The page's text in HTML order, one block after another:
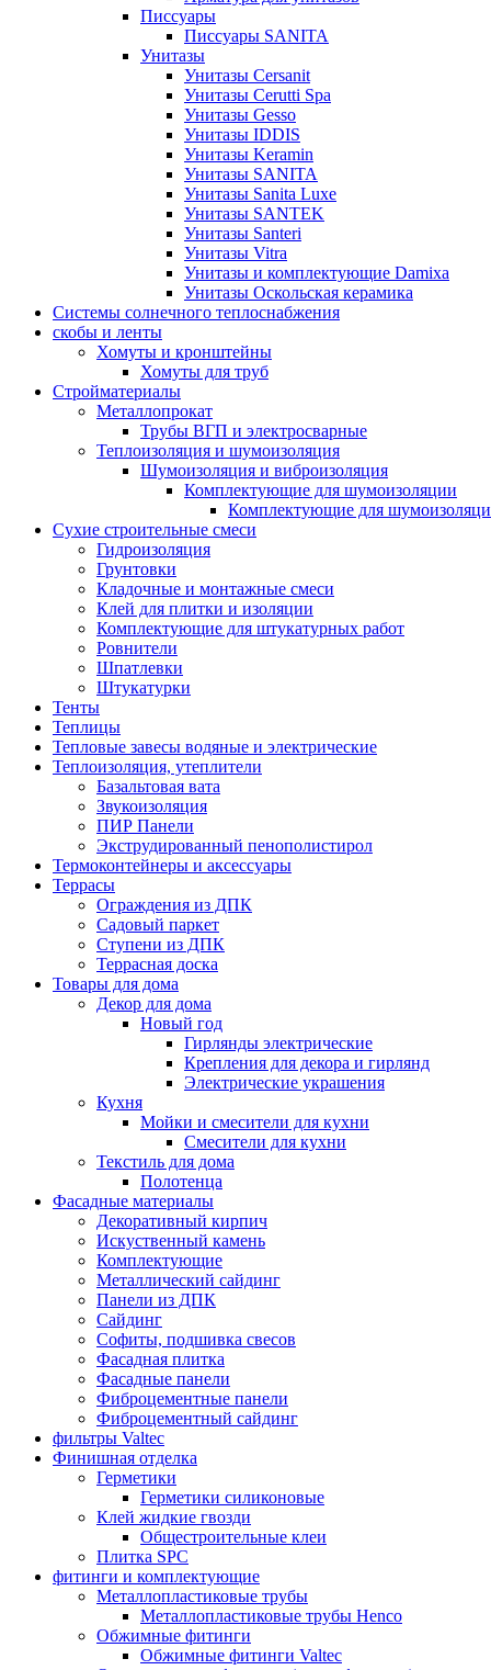
Писсуары
Писсуары SANITA
Унитазы
Унитазы Cersanit
Унитазы Cerutti Spa
Унитазы Gesso
Унитазы IDDIS
Унитазы Keramin
Унитазы SANITA
Унитазы Sanita Luxe
Унитазы SANTEK
Унитазы Santeri
Унитазы Vitra
Унитазы и комплектующие Damixa
Унитазы Оскольская керамика
Системы солнечного теплоснабжения
скобы и ленты
Хомуты и кронштейны
Хомуты для труб
Стройматериалы
Металлопрокат
Трубы ВГП и электросварные
Теплоизоляция и шумоизоляция
Шумоизоляция и виброизоляция
Комплектующие для шумоизоляции
Комплектующие для
Сухие строительные смеси
Гидроизоляция
Грунтовки
Кладочные и монтажные смеси
Клей для плитки и изоляции
Комплектующие для штукатурных работ
Ровнители
Шпатлевки
Штукатурки
Тенты
Теплицы
Тепловые завесы водяные и электрические
Теплоизоляция, утеплители
Базальтовая вата
Звукоизоляция
ПИР Панели
Экструдированный пенополистирол
Термоконтейнеры и аксессуары
Террасы
Ограждения из ДПК
Садовый паркет
Ступени из ДПК
Террасная доска
Товары для дома
Декор для дома
Новый год
Гирлянды электрические
Крепления для декора и гирлянд
Электрические украшения
Кухня
Мойки и смесители для кухни
Смесители для кухни
Текстиль для дома
Полотенца
Фасадные материалы
Декоративный кирпич
Искуственный камень
Комплектующие
Металлический сайдинг
Панели из ДПК
Сайдинг
Софиты, подшивка свесов
Фасадная плитка
Фасадные панели
Фиброцементные панели
Фиброцементный сайдинг
фильтры Valtec
Финишная отделка
Герметики
Герметики силиконовые
Клей жидкие гвозди
Общестроительные клеи
Плитка SPC
фитинги и комплектующие
Металлопластиковые трубы
Металлопластиковые трубы Henco
Обжимные фитинги
Обжимные фитинги Valtec